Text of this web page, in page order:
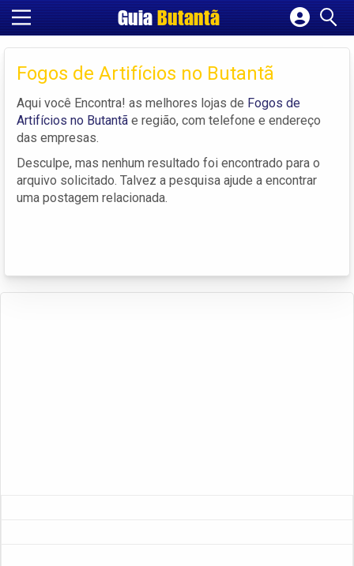
GuiaButantã
Cadastrar empresa
Criar conta
Fogos de Artifícios no Butantã
Aqui você Encontra! as melhores lojas de Fogos de
Artifícios no Butantã e região, com telefone e endereço
das empresas.
Desculpe, mas nenhum resultado foi encontrado para o
arquivo solicitado. Talvez a pesquisa ajude a encontrar
uma postagem relacionada.